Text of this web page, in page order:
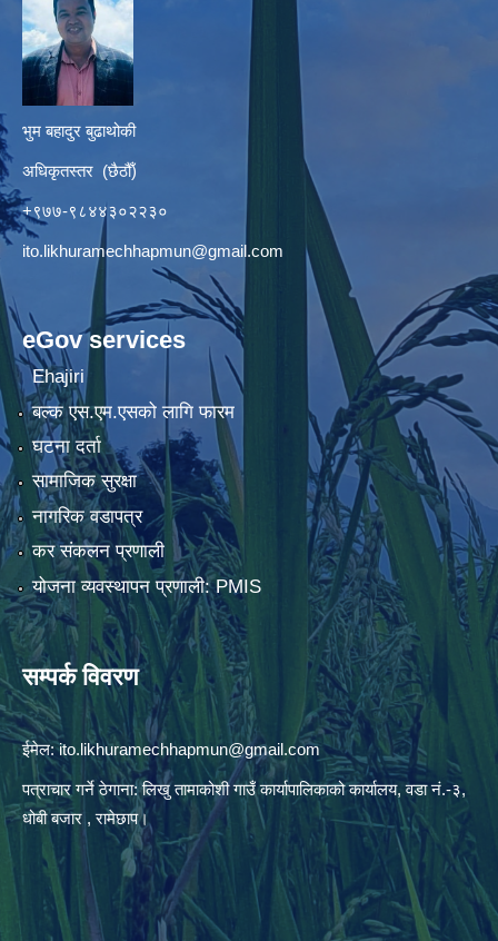
भुम बहादुर बुढाथोकी
अधिकृतस्तर (छैठौँ)
+९७७-९८४४३०२२३०
ito.likhuramechhapmun@gmail.com
eGov services
Ehajiri
बल्क एस.एम.एसको लागि फारम
घटना दर्ता
सामाजिक सुरक्षा
नागरिक वडापत्र
कर संकलन प्रणाली
योजना व्यवस्थापन प्रणाली: PMIS
सम्पर्क विवरण
ईमेल:ito.likhuramechhapmun@gmail.com
पत्राचार गर्ने ठेगाना: लिखु तामाकोशी गाउँ कार्यापालिकाको कार्यालय, वडा नं.-३,
धोबी बजार , रामेछाप।